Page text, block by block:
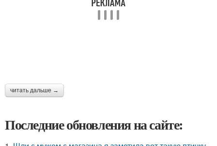
читать дальше →
Последние обновления на сайте: